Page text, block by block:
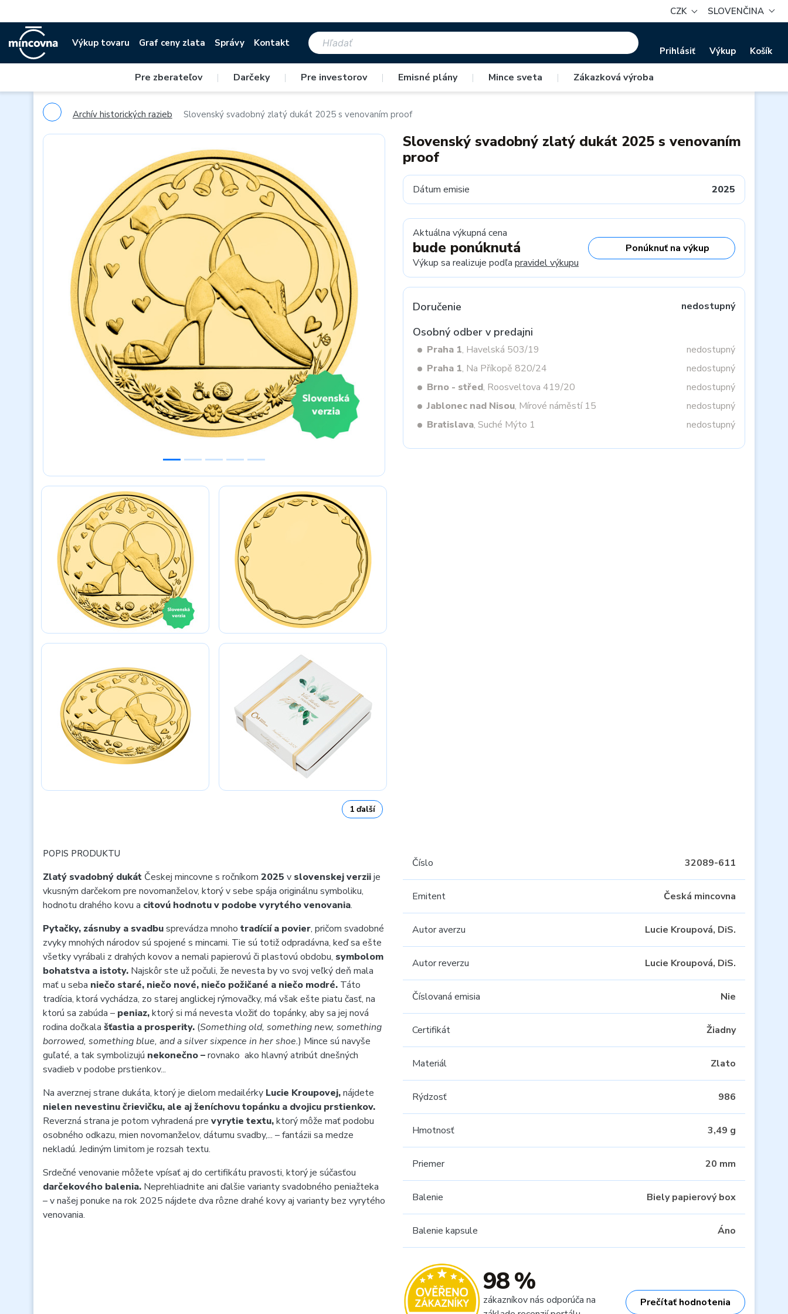
CZK SLOVENČINA
Výkup tovaru Graf ceny zlata Správy Kontakt
Prihlásiť Výkup Košík
Pre zberateľov | Darčeky | Pre investorov | Emisné plány | Mince sveta | Zákazková výroba
Archív historických razieb Slovenský svadobný zlatý dukát 2025 s venovaním proof
Previous
1 ďalší
Slovenský svadobný zlatý dukát 2025 s venovaním
proof
Dátum emisie 2025
Aktuálna výkupná cena
bude ponúknutá
Výkup sa realizuje podľa pravidel výkupu
Ponúknuť na výkup
Doručenie nedostupný
Osobný odber v predajni
Praha 1, Havelská 503/19
nedostupný
Praha 1, Na Příkopě 820/24
nedostupný
Brno - střed, Roosveltova 419/20
nedostupný
Jablonec nad Nisou, Mírové náměstí 15
nedostupný
Bratislava, Suché Mýto 1 nedostupný
POPIS PRODUKTU
Zlatý svadobný dukát Českej mincovne s ročníkom 2025 v slovenskej verziije
vkusným darčekom pre novomanželov, ktorý v sebe spája originálnu symboliku,
hodnotu drahého kovu a citovú hodnotu v podobe vyrytého venovania.
Pytačky, zásnuby a svadbusprevádza mnoho tradícií a povier, pričom svadobné
zvyky mnohých národov sú spojené s mincami. Tie sú totiž odpradávna, keď sa ešte
všetky vyrábali z drahých kovov a nemali papierovú či plastovú obdobu, symbolom
bohatstva a istoty. Najskôr ste už počuli, že nevesta by vo svoj veľký deň mala
mať u seba niečo staré, niečo nové, niečo požičané a niečo modré. Táto
tradícia, ktorá vychádza, zo starej anglickej rýmovačky, má však ešte piatu časť, na
ktorú sa zabúda – peniaz,ktorý si má nevesta vložiť do topánky, aby sa jej nová
rodina dočkala šťastia a prosperity. (Something old, something new, something
borrowed, something blue, and a silver sixpence in her shoe.) Mince sú navyše
guľaté, a tak symbolizujú nekonečno –rovnako ako hlavný atribút dnešných
svadieb v podobe prstienkov...
Na averznej strane dukáta, ktorý je dielom medailérky Lucie Kroupovej,nájdete
nielen nevestinu črievičku, ale aj ženíchovu topánku a dvojicu prstienkov.
Reverzná strana je potom vyhradená pre vyrytie textu,ktorý môže mať podobu
osobného odkazu, mien novomanželov, dátumu svadby,... – fantázii sa medze
nekladú. Jediným limitom je rozsah textu.
Srdečné venovanie môžete vpísať aj do certifikátu pravosti, ktorý je súčasťou
darčekového balenia. Neprehliadnite ani ďalšie varianty svadobného peniažteka
– v našej ponuke na rok 2025 nájdete dva rôzne drahé kovy aj varianty bez vyrytého
venovania.
Číslo 32089-611
Emitent Česká mincovna
Autor averzu Lucie Kroupová, DiS.
Autor reverzu Lucie Kroupová, DiS.
Číslovaná emisia Nie
Certifikát Žiadny
Materiál Zlato
Rýdzosť 986
Hmotnosť 3,49 g
Priemer 20 mm
Balenie Biely papierový box
Balenie kapsule Áno
98 %
zákazníkov nás odporúča na
Prečítať hodnotenia